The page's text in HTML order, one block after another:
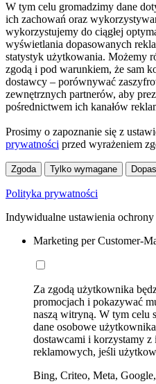
W tym celu gromadzimy dane
ich zachowań oraz
wykorzystujemy do ciągłej
wyświetlania dopasowanych
statystyk użytkowania. Możemy
zgodą i pod warunkiem, że sam
dostawcy – porównywać
zewnętrznych partnerów, aby
pośrednictwem ich kanałów
Prosimy o zapoznanie się z
prywatności przed wyrażeniem
Zgoda Tylko wymagane
Polityka prywatności
Indywidualne ustawienia ochrony
Marketing per Customer-
Za zgodą użytkownika
promocjach i pokazywać
naszą witryną. W tym celu
dane osobowe
dostawcami i korzystamy z
reklamowych, jeśli
Bing, Criteo, Meta,